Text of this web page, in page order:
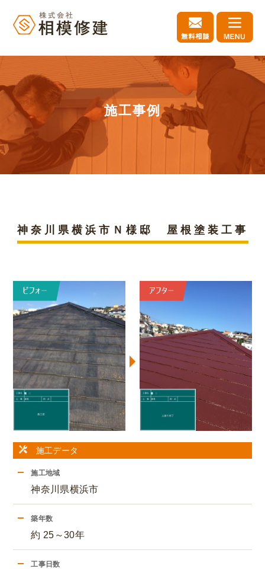
施工事例
神奈川県横浜市Ｎ様邸 屋根塗装工事
施工データ
施工地域
神奈川県横浜市
築年数
約 25～30年
工事日数